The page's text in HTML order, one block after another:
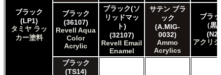
AK INTERACTIVE AK 3rd Gen Acrylics
AK INTERACTIVE AK Acrylics
AK INTERACTIVE AK Real Color
ALCLAD II ALCLAD II
AMMO by Mig Jimenez Ammo Acrylics
Acrylicos Vallejo Vallejo Game Air
Acrylicos Vallejo Vallejo Game Color
ブラック
(LP1)
タミヤ ラッ
カー塗料
ブラック
(36107)
Revell Aqua
Color
Acrylic
ブラック(ソ
リッドマッ
ト)
(32107)
Revell Email
Enamel
サテン ブラ
ック
(A.MIG-
0032)
Ammo
Acrylics
ブラ
（黒
(N2)
アクリ
ブラック
(TS14)